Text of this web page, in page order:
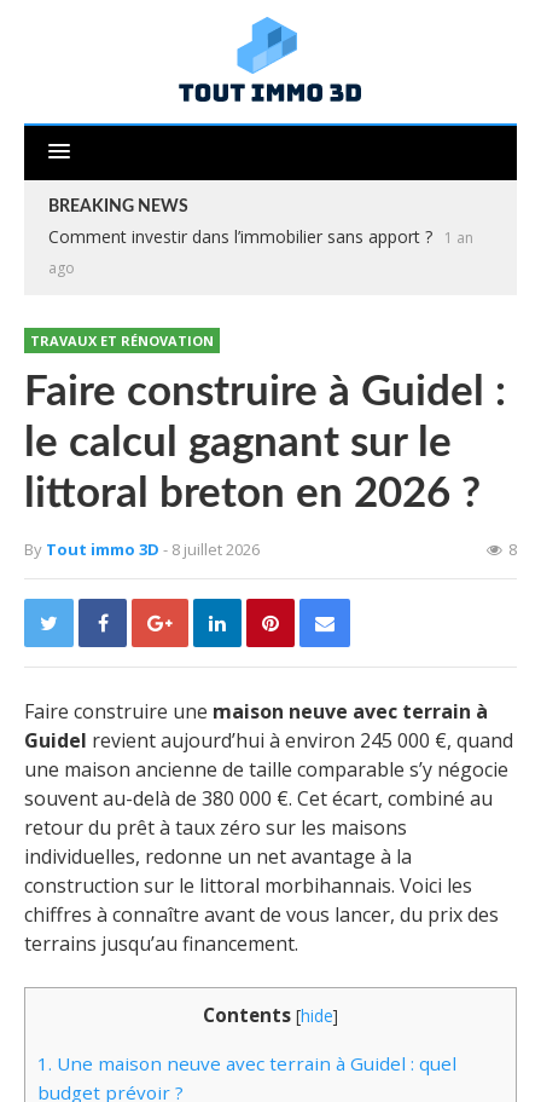
BREAKING NEWS
Comment investir dans l’immobilier sans apport ?
1 an
ago
TRAVAUX ET RÉNOVATION
Faire construire à Guidel :
le calcul gagnant sur le
littoral breton en 2026 ?
By Tout immo 3D - 8 juillet 2026 8
Faire construire une maison neuve avec terrain à
Guidel revient aujourd’hui à environ 245 000 €, quand
une maison ancienne de taille comparable s’y négocie
souvent au-delà de 380 000 €. Cet écart, combiné au
retour du prêt à taux zéro sur les maisons
individuelles, redonne un net avantage à la
construction sur le littoral morbihannais. Voici les
chiffres à connaître avant de vous lancer, du prix des
terrains jusqu’au financement.
Contents [hide]
1. Une maison neuve avec terrain à Guidel : quel
budget prévoir ?